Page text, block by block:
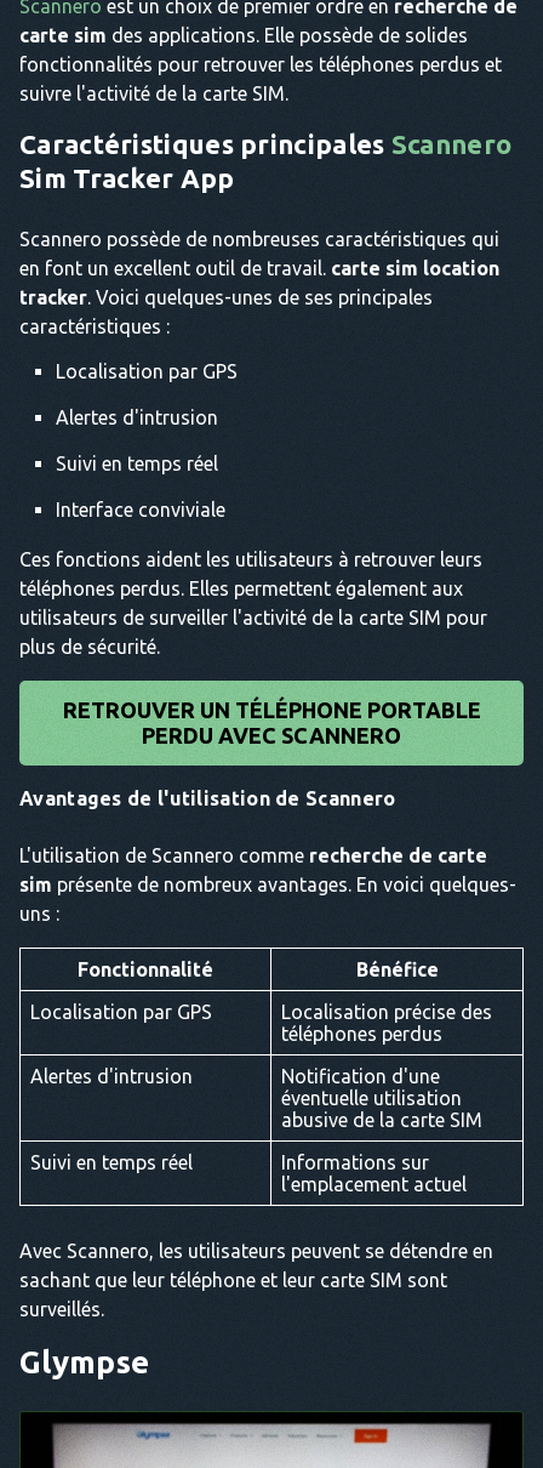
Scannero est un choix de premier ordre en recherche de
carte sim des applications. Elle possède de solides
fonctionnalités pour retrouver les téléphones perdus et
suivre l'activité de la carte SIM.
Caractéristiques principales Scannero
Sim Tracker App
Scannero possède de nombreuses caractéristiques qui
en font un excellent outil de travail. carte sim location
tracker. Voici quelques-unes de ses principales
caractéristiques :
Localisation par GPS
Alertes d'intrusion
Suivi en temps réel
Interface conviviale
Ces fonctions aident les utilisateurs à retrouver leurs
téléphones perdus. Elles permettent également aux
utilisateurs de surveiller l'activité de la carte SIM pour
plus de sécurité.
RETROUVER UN TÉLÉPHONE PORTABLE
PERDU AVEC SCANNERO
Avantages de l'utilisation de Scannero
L'utilisation de Scannero comme recherche de carte
sim présente de nombreux avantages. En voici quelques-
uns :
Fonctionnalité
Bénéfice
Localisation par GPS
Localisation précise des
téléphones perdus
Alertes d'intrusion
Notification d'une
éventuelle utilisation
abusive de la carte SIM
Suivi en temps réel
Informations sur
l'emplacement actuel
Avec Scannero, les utilisateurs peuvent se détendre en
sachant que leur téléphone et leur carte SIM sont
surveillés.
Glympse